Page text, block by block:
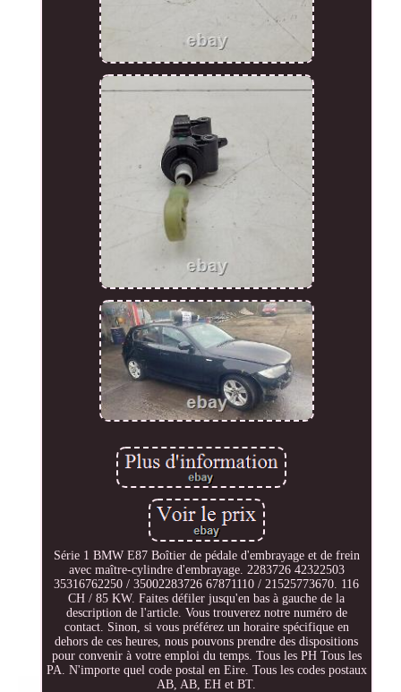
Série 1 BMW E87 Boîtier de pédale d'embrayage et de frein
avec maître-cylindre d'embrayage. 2283726 42322503
35316762250 / 35002283726 67871110 / 21525773670. 116
CH / 85 KW. Faites défiler jusqu'en bas à gauche de la
description de l'article. Vous trouverez notre numéro de
contact. Sinon, si vous préférez un horaire spécifique en
dehors de ces heures, nous pouvons prendre des dispositions
pour convenir à votre emploi du temps. Tous les PH Tous les
PA. N'importe quel code postal en Eire. Tous les codes postaux
AB, AB, EH et BT.